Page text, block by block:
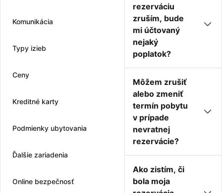
Komunikácia
Typy izieb
Ceny
Kreditné karty
Podmienky ubytovania
Ďalšie zariadenia
Online bezpečnosť
rezerváciu
zruším, bude
mi účtovaný
nejaký
poplatok?
Môžem zrušiť
alebo zmeniť
termín pobytu
v prípade
nevratnej
rezervácie?
Ako zistím, či
bola moja